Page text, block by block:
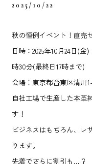
2025/10/22
秋の恒例イベント！直売
日時：2025年10月24日(金
時30分(最終日17時まで)
会場：東京都台東区清川
自社工場で生産した本革
す！
ビジネスはもちろん、レ
ります。
先着でさらに割引も…？